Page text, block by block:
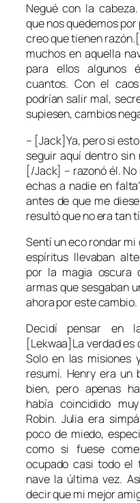
Negué con la
que nos quedemos
creo que tienen
muchos en aquella
para ellos algunos
cuantos. Con el
podrían salir mal,
supiesen, cambios
– [Jack]Ya, pero si
seguir aquí dentro sin
[/Jack] – razonó él.
echas a nadie en
antes de que me
resultó que no era tan
Sentí un eco rondar
espíritus llevaban
por la magia oscura
armas que sesgaban
ahora por este cambio.
Decidí pensar en
[Lekwaa]La verdad es
Solo en las misiones
resumí. Henry era un
bien, pero apenas
había coincidido
Robin. Julia era
poco de miedo,
como si fuese
ocupado casi todo el
nave la última vez.
decir que mi mejor